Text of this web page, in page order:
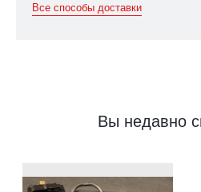
Все способы доставки
Вы недавно